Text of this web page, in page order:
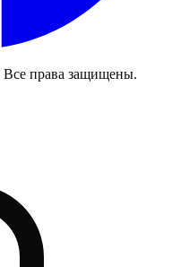
Все права защищены.